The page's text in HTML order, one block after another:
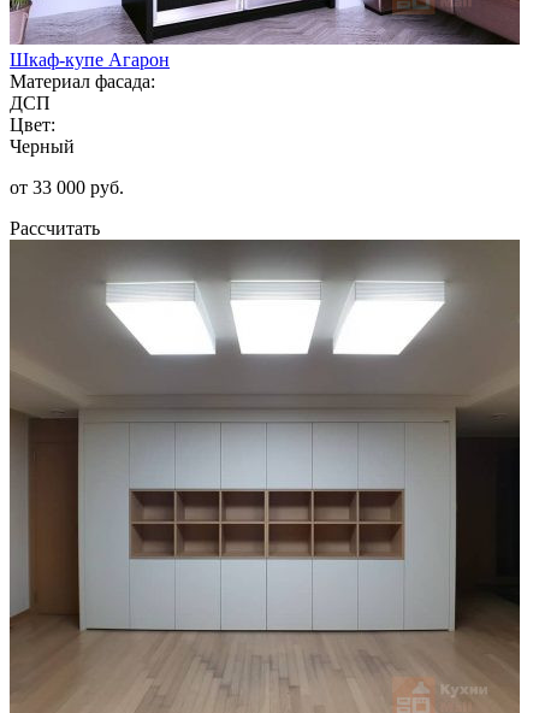
Шкаф-купе Агарон
Материал фасада:
ДСП
Цвет:
Черный
от 33 000 руб.
Рассчитать